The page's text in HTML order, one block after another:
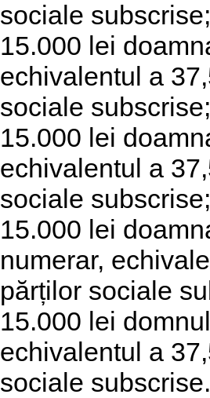
sociale subscrise;
15.000 lei
echivalentul a
sociale subscrise;
15.000 lei
echivalentul a
sociale subscrise;
15.000 lei
numerar,
părților sociale
15.000 lei
echivalentul a
sociale subscrise.